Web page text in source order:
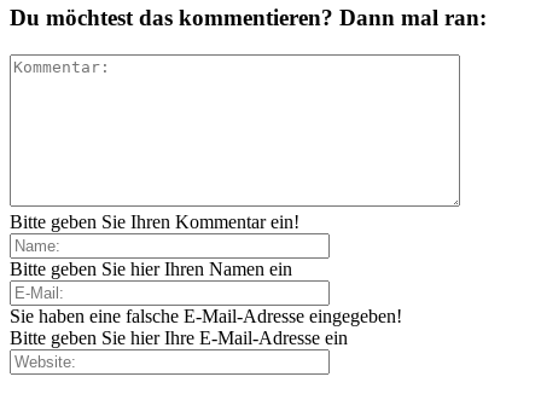
Du möchtest das kommentieren? Dann mal ran:
Bitte geben Sie Ihren Kommentar ein!
Bitte geben Sie hier Ihren Namen ein
Sie haben eine falsche E-Mail-Adresse eingegeben!
Bitte geben Sie hier Ihre E-Mail-Adresse ein